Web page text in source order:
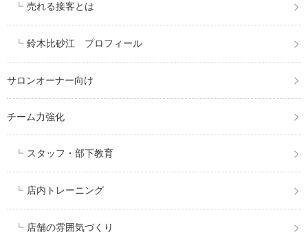
売れる接客とは
鈴木比砂江 プロフィール
サロンオーナー向け
チーム力強化
スタッフ・部下教育
店内トレーニング
店舗の雰囲気づくり